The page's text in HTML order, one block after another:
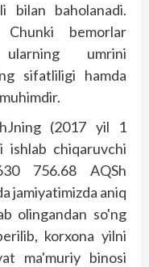
bilan baholanadi.
bemorlar
ularning umrini
sifatliligi hamda
(2017 yil 1
chiqaruvchi
756.68 AQSh
jamiyatimizda aniq
olingandan so'ng
korxona yilni
ma'muriy binosi